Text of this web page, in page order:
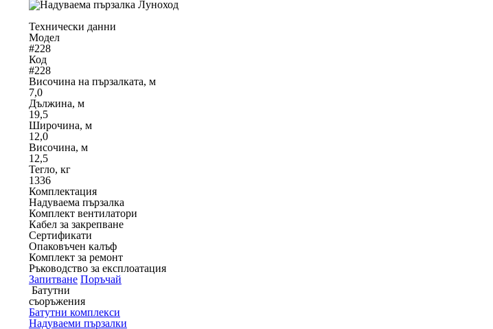
Технически данни
Модел
#228
Код
#228
Височина на пързалката, м
7,0
Дължина, м
19,5
Широчина, м
12,0
Височина, м
12,5
Тегло, кг
1336
Комплектация
Надуваема пързалка
Комплект вентилатори
Кабел за закрепване
Сертификати
Опаковъчен калъф
Комплект за ремонт
Ръководство за експлоатация
Запитване Поръчай
Батутни
съоръжения
Батутни комплекси
Надуваеми пързалки